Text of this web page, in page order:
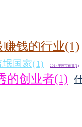
赚钱的行业(1)
氓国家(1) 2014宁波市创业(1)
的创业者(1)